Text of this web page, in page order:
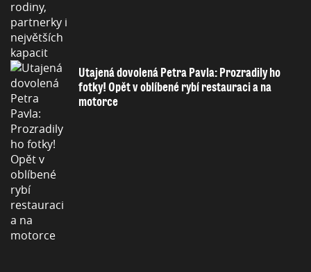
Utajená dovolená Petra Pavla: Prozradily ho
fotky! Opět v oblíbené rybí restauraci a na
motorce